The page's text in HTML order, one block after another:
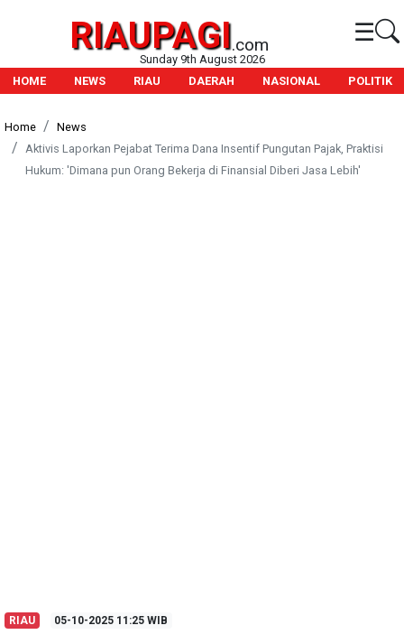
RIAUPAGI.com ☰
Sunday 9th August 2026
HOME
NEWS RIAU DAERAH NASIONAL POLITIK
Home
News
Aktivis Laporkan Pejabat Terima Dana Insentif Pungutan Pajak, Praktisi
Hukum: 'Dimana pun Orang Bekerja di Finansial Diberi Jasa Lebih'
RIAU 05-10-2025 11:25 WIB